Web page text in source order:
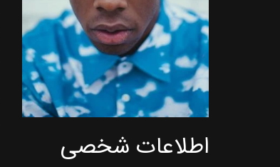
اطلاعات شخصی